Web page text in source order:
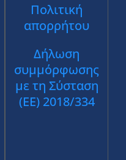
Πολιτική
απορρήτου
Δήλωση
συμμόρφωσης
με τη Σύσταση
(ΕΕ) 2018/334